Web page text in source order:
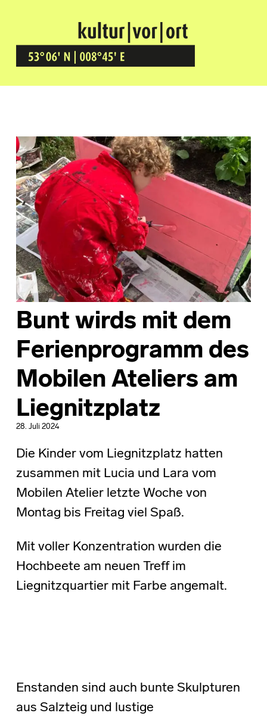
Kultur Vor Ort
BREMEN GRÖPELINGEN
Bunt wirds mit dem
Ferienprogramm des
Mobilen Ateliers am
Liegnitzplatz
28. Juli 2024
Die Kinder vom Liegnitzplatz hatten
zusammen mit Lucia und Lara vom
Mobilen Atelier letzte Woche von
Montag bis Freitag viel Spaß.
Mit voller Konzentration wurden die
Hochbeete am neuen Treff im
Liegnitzquartier mit Farbe angemalt.
Enstanden sind auch bunte Skulpturen
aus Salzteig und lustige